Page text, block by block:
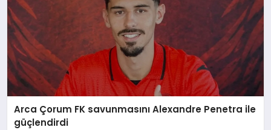
Arca Çorum FK savunmasını Alexandre Penetra ile
güçlendirdi